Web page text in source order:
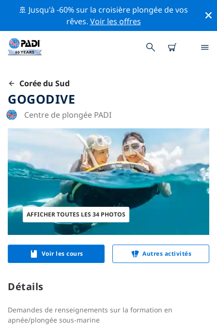
🚢 Jusqu'à -60% sur la croisière plongée de vos
rêves. Voir les offres
Corée du Sud
GOGODIVE
Centre de plongée PADI
AFFICHER TOUTES LES 34 PHOTOS
Voir les cours Autres activités
Détails
Demandes de renseignements sur la formation en
apnée/plongée sous-marine